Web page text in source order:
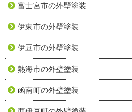
富士宮市の外壁塗装
伊東市の外壁塗装
伊豆市の外壁塗装
熱海市の外壁塗装
函南町の外壁塗装